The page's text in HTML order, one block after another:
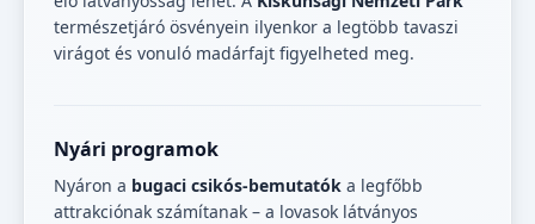
természetjáró ösvényein ilyenkor a legtöbb tavaszi
virágot és vonuló madárfajt figyelheted meg.
Nyári programok
Nyáron a bugaci csikós-bemutatók a legfőbb
attrakciónak számítanak – a lovasok látványos